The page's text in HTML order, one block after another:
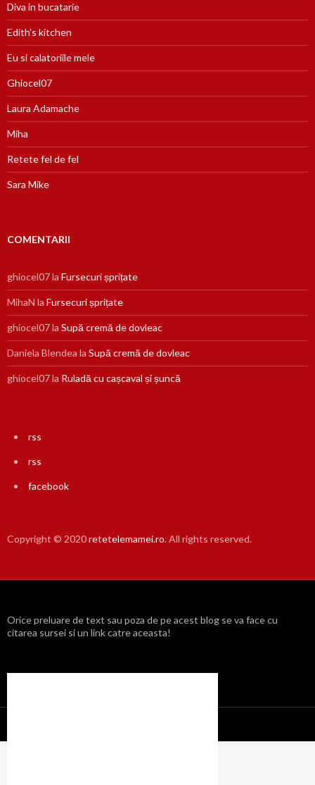
Diva in bucatarie
Edith's kitchen
Eu si calatoriile mele
Ghiocel07
Laura Adamache
Miha
Retete fel de fel
Sara Mike
COMENTARII
ghiocel07la Fursecuri șprițate
MihaN la Fursecuri șprițate
ghiocel07la Supă cremă de dovleac
Daniela Blendea la Supă cremă de dovleac
ghiocel07la Ruladă cu cașcaval și șuncă
rss
rss
facebook
Copyright © 2020retetelemamei.ro. All rights reserved.
Orice preluare de text sau poza de pe acest blog se va face cu
citarea sursei si un link catre aceasta!